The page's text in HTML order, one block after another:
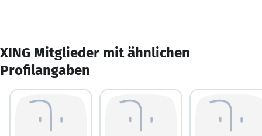
XING Mitglieder mit ähnlichen
Profilangaben